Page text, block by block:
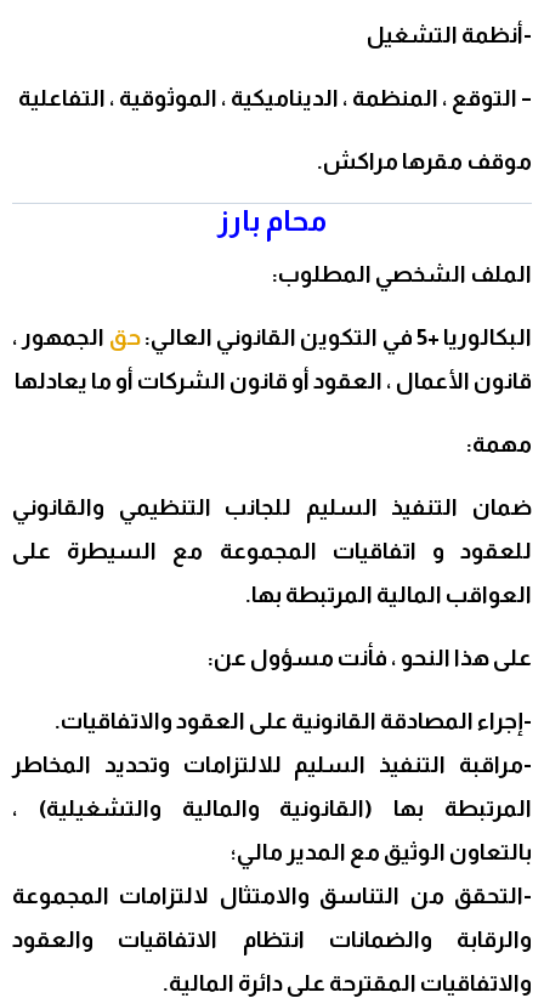
-أنظمة التشغيل
– التوقع ، المنظمة ، الديناميكية ، الموثوقية ، التفاعلية
موقف مقرها مراكش.
محام بارز
الملف الشخصي المطلوب:
البكالوريا +5 في التكوين القانوني العالي: حق الجمهور ،
قانون الأعمال ، العقود أو قانون الشركات أو ما يعادلها
مهمة:
ضمان التنفيذ السليم للجانب التنظيمي والقانوني
للعقود و اتفاقيات المجموعة مع السيطرة على
العواقب المالية المرتبطة بها.
على هذا النحو ، فأنت مسؤول عن:
-إجراء المصادقة القانونية على العقود والاتفاقيات.
-مراقبة التنفيذ السليم للالتزامات وتحديد المخاطر
المرتبطة بها (القانونية والمالية والتشغيلية) ،
بالتعاون الوثيق مع المدير مالي؛
-التحقق من التناسق والامتثال لالتزامات المجموعة
والرقابة والضمانات انتظام الاتفاقيات والعقود
والاتفاقيات المقترحة على دائرة المالية.